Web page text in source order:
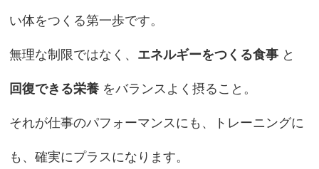
い体をつくる第一歩です。
無理な制限ではなく、 エネルギーをつくる食事 と
回復できる栄養 をバランスよく摂ること。
それが仕事のパフォーマンスにも、トレーニングに
も、確実にプラスになります。